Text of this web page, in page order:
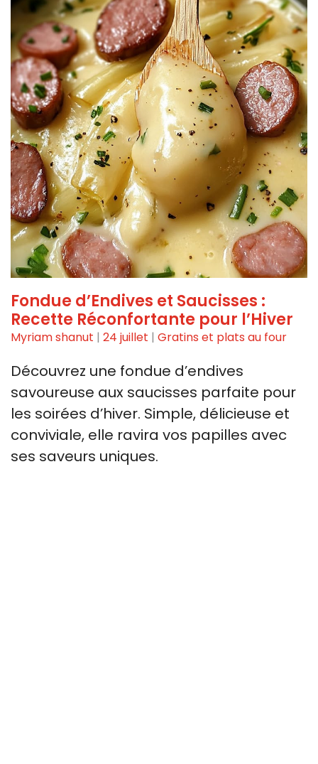
Fondue d’Endives et Saucisses :
Recette Réconfortante pour l’Hiver
Myriam shanut | 24 juillet | Gratins et plats au four
Découvrez une fondue d’endives
savoureuse aux saucisses parfaite pour
les soirées d’hiver. Simple, délicieuse et
conviviale, elle ravira vos papilles avec
ses saveurs uniques.